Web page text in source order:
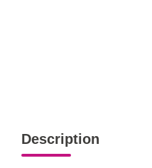
Description